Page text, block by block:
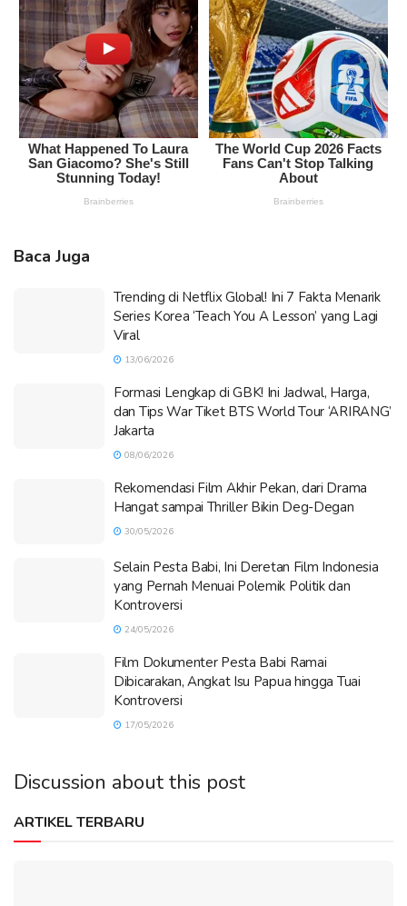
Baca Juga
Trending di Netflix Global! Ini 7 Fakta Menarik
Series Korea ‘Teach You A Lesson’ yang Lagi
Viral
13/06/2026
Formasi Lengkap di GBK! Ini Jadwal, Harga,
dan Tips War Tiket BTS World Tour ‘ARIRANG’
Jakarta
08/06/2026
Rekomendasi Film Akhir Pekan, dari Drama
Hangat sampai Thriller Bikin Deg-Degan
30/05/2026
Selain Pesta Babi, Ini Deretan Film Indonesia
yang Pernah Menuai Polemik Politik dan
Kontroversi
24/05/2026
Film Dokumenter Pesta Babi Ramai
Dibicarakan, Angkat Isu Papua hingga Tuai
Kontroversi
17/05/2026
Discussion about this post
ARTIKEL TERBARU